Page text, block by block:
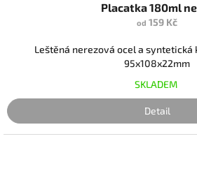
Placatka 180ml
od 159 Kč
Leštěná nerezová ocel a syntetická
95x108x22mm
SKLADEM
Detail